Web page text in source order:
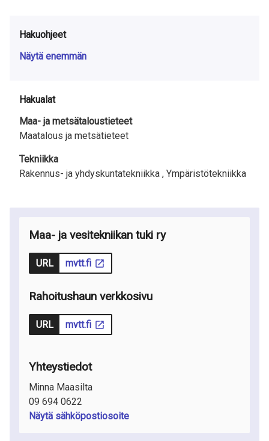
Hakuohjeet
Näytä enemmän
Hakualat
Maa- ja metsätaloustieteet
Maatalous ja metsätieteet
Tekniikka
Rakennus- ja yhdyskuntatekniikka , Ympäristötekniikka
Maa- ja vesitekniikan tuki ry
URL mvtt.fi
Rahoitushaun verkkosivu
URL mvtt.fi
Yhteystiedot
Minna Maasilta
09 694 0622
Näytä sähköpostiosoite